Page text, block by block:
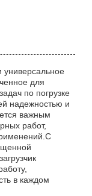
универсальное
для
по погрузке
надежностью и
важным
работ,
в каждом